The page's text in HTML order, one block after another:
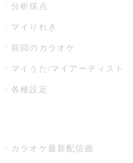
分析採点
マイりれき
前回のカラオケ
マイうた/マイアーティスト
各種設定
カラオケ最新配信曲